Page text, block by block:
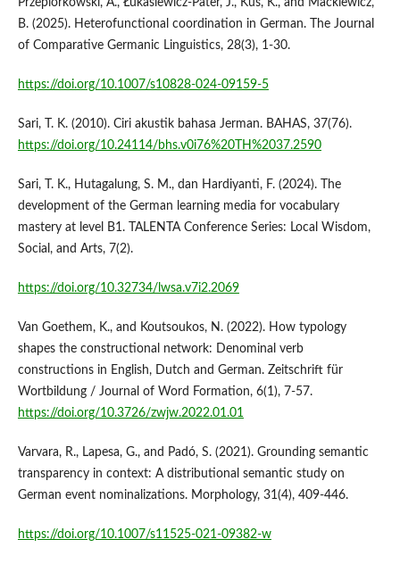
Przepiórkowski, A., Łukasiewicz-Pater, J., Kuś, K., and Maćkiewicz,
B. (2025). Heterofunctional coordination in German. The Journal
of Comparative Germanic Linguistics, 28(3), 1-30.
https://doi.org/10.1007/s10828-024-09159-5
Sari, T. K. (2010). Ciri akustik bahasa Jerman. BAHAS, 37(76).
https://doi.org/10.24114/bhs.v0i76%20TH%2037.2590
Sari, T. K., Hutagalung, S. M., dan Hardiyanti, F. (2024). The
development of the German learning media for vocabulary
mastery at level B1. TALENTA Conference Series: Local Wisdom,
Social, and Arts, 7(2).
https://doi.org/10.32734/lwsa.v7i2.2069
Van Goethem, K., and Koutsoukos, N. (2022). How typology
shapes the constructional network: Denominal verb
constructions in English, Dutch and German. Zeitschrift für
Wortbildung / Journal of Word Formation, 6(1), 7-57.
https://doi.org/10.3726/zwjw.2022.01.01
Varvara, R., Lapesa, G., and Padó, S. (2021). Grounding semantic
transparency in context: A distributional semantic study on
German event nominalizations. Morphology, 31(4), 409-446.
https://doi.org/10.1007/s11525-021-09382-w